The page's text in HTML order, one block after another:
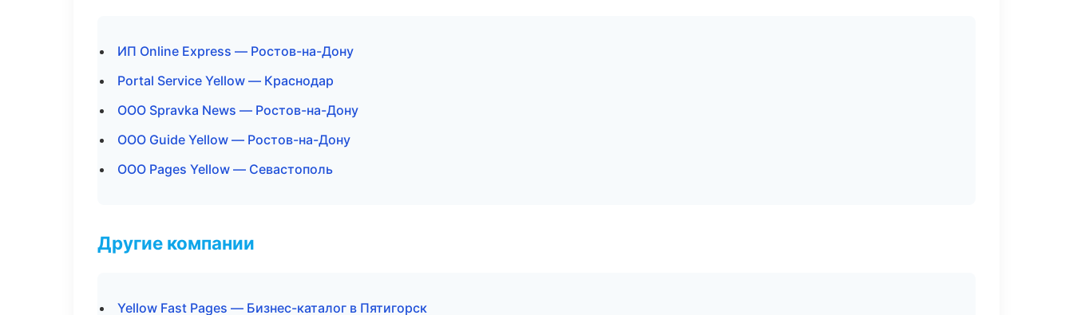
ИП Online Express — Ростов-на-Дону
Portal Service Yellow — Краснодар
ООО Spravka News — Ростов-на-Дону
ООО Guide Yellow — Ростов-на-Дону
ООО Pages Yellow — Севастополь
Другие компании
Yellow Fast Pages — Бизнес-каталог в Пятигорск